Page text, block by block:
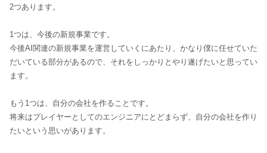
2つあります。
1つは、今後の新規事業です。
今後AI関連の新規事業を運営していくにあたり、かなり僕に任せていた
だいている部分があるので、それをしっかりとやり遂げたいと思ってい
ます。
もう1つは、自分の会社を作ることです。
将来はプレイヤーとしてのエンジニアにとどまらず、自分の会社を作り
たいという思いがあります。